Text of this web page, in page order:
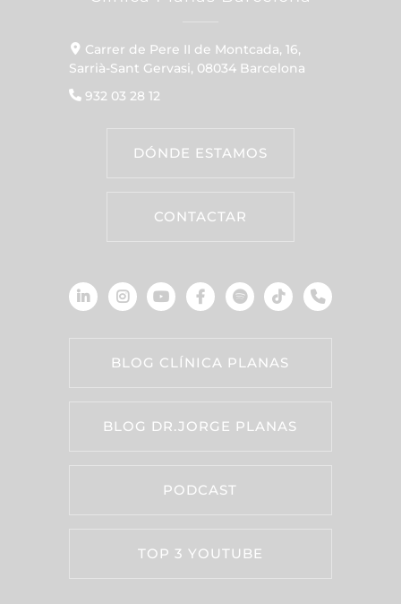
Carrer de Pere II de Montcada, 16,
Sarrià-Sant Gervasi, 08034 Barcelona
932 03 28 12
DÓNDE ESTAMOS
CONTACTAR
BLOG CLÍNICA PLANAS
BLOG DR.JORGE PLANAS
PODCAST
TOP 3 YOUTUBE